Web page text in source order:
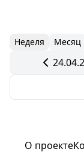
Неделя Месяц
О проекте